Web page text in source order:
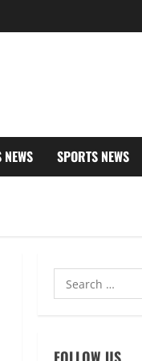
SPORTS NEWS
Search
for: